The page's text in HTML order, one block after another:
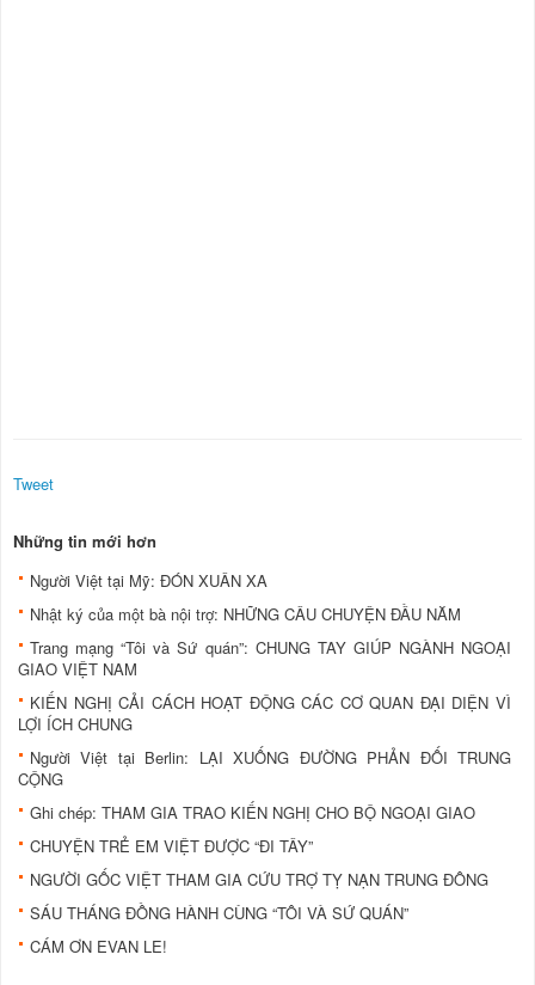
Tweet
Những tin mới hơn
Người Việt tại Mỹ: ĐÓN XUÂN XA
Nhật ký của một bà nội trợ: NHỮNG CÂU CHUYỆN ĐẦU NĂM
Trang mạng “Tôi và Sứ quán”: CHUNG TAY GIÚP NGÀNH NGOẠI
GIAO VIỆT NAM
KIẾN NGHỊ CẢI CÁCH HOẠT ĐỘNG CÁC CƠ QUAN ĐẠI DIỆN VÌ
LỢI ÍCH CHUNG
Người Việt tại Berlin: LẠI XUỐNG ĐƯỜNG PHẢN ĐỐI TRUNG
CỘNG
Ghi chép: THAM GIA TRAO KIẾN NGHỊ CHO BỘ NGOẠI GIAO
CHUYỆN TRẺ EM VIỆT ĐƯỢC “ĐI TÂY”
NGƯỜI GỐC VIỆT THAM GIA CỨU TRỢ TỴ NẠN TRUNG ĐÔNG
SÁU THÁNG ĐỒNG HÀNH CÙNG “TÔI VÀ SỨ QUÁN”
CÁM ƠN EVAN LE!